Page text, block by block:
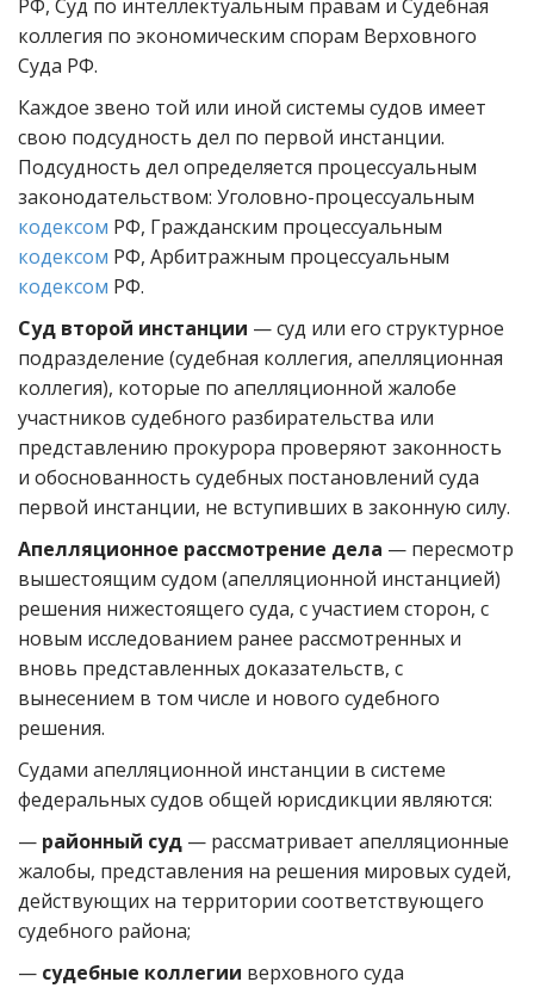
РФ, Суд по интеллектуальным правам и Судебная
коллегия по экономическим спорам Верховного
Суда РФ.
Каждое звено той или иной системы судов имеет
свою подсудность дел по первой инстанции.
Подсудность дел определяется процессуальным
законодательством: Уголовно-процессуальным
кодексом РФ, Гражданским процессуальным
кодексом РФ, Арбитражным процессуальным
кодексом РФ.
Суд второй инстанции — суд или его структурное
подразделение (судебная коллегия, апелляционная
коллегия), которые по апелляционной жалобе
участников судебного разбирательства или
представлению прокурора проверяют законность
и обоснованность судебных постановлений суда
первой инстанции, не вступивших в законную силу.
Апелляционное рассмотрение дела — пересмотр
вышестоящим судом (апелляционной инстанцией)
решения нижестоящего суда, с участием сторон, с
новым исследованием ранее рассмотренных и
вновь представленных доказательств, с
вынесением в том числе и нового судебного
решения.
Судами апелляционной инстанции в системе
федеральных судов общей юрисдикции являются:
— районный суд — рассматривает апелляционные
жалобы, представления на решения мировых судей,
действующих на территории соответствующего
судебного района;
— судебные коллегии верховного суда